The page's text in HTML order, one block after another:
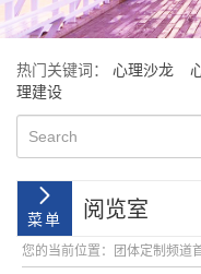
热门关键词： 心理沙龙
理建设
阅览室
您的当前位置： 团体定制频道